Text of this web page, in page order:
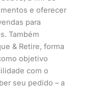
e oferecer
para
Também
& Retire, forma
objetivo
com o
seu pedido – a